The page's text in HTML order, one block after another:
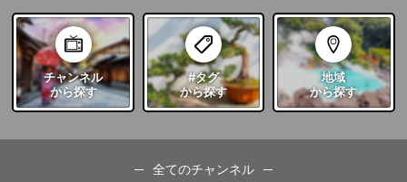
チャンネル
から探す
#タグ
から探す
地域
から探す
全てのチャンネル